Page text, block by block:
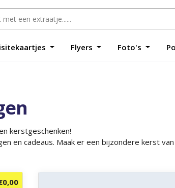
Flyers Foto's
kerstgeschenken!
en cadeaus. Maak er een bijzondere kerst